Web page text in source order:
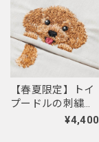
【春夏限定】トイ
プードルの刺繍／
ショート・ロング
¥4,400